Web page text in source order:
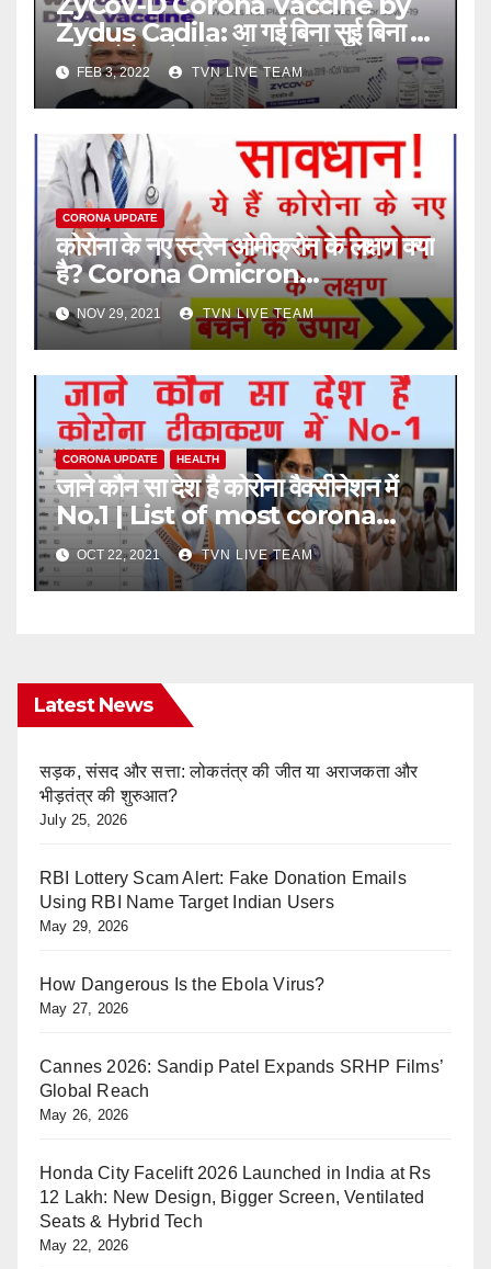
Zydus Cadila: आ गई बिना सुई बिना दर्द
वाली कोरोना वैक्सीन! कितनी कीमत?
FEB 3, 2022 TVN LIVE TEAM
CORONA UPDATE
कोरोना के नए स्ट्रेन ओमीक्रोन के लक्षण क्या
है? Corona Omicron
symptoms in hindi
NOV 29, 2021 TVN LIVE TEAM
CORONA UPDATE HEALTH
जाने कौन सा देश है कोरोना वैक्सीनेशन में
No.1 | List of most corona
vaccination countries in the
world
OCT 22, 2021 TVN LIVE TEAM
Latest News
सड़क, संसद और सत्ता: लोकतंत्र की जीत या अराजकता और
भीड़तंत्र की शुरुआत?
July 25, 2026
RBI Lottery Scam Alert: Fake Donation Emails
Using RBI Name Target Indian Users
May 29, 2026
How Dangerous Is the Ebola Virus?
May 27, 2026
Cannes 2026: Sandip Patel Expands SRHP Films’
Global Reach
May 26, 2026
Honda City Facelift 2026 Launched in India at Rs
12 Lakh: New Design, Bigger Screen, Ventilated
Seats & Hybrid Tech
May 22, 2026